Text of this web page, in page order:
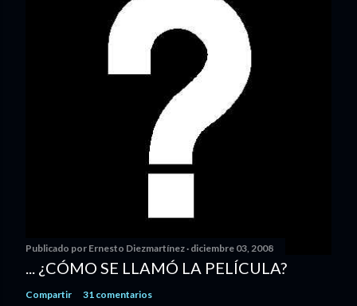
Publicado por Ernesto Diezmartínez diciembre 03, 2008
... ¿CÓMO SE LLAMÓ LA PELÍCULA?
Compartir 31 comentarios